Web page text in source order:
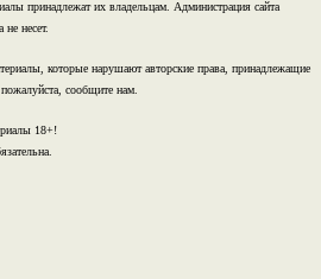
принадлежат их владельцам. Администрация сайта
не несет.
которые нарушают авторские права, принадлежащие
сообщите нам.
18+!